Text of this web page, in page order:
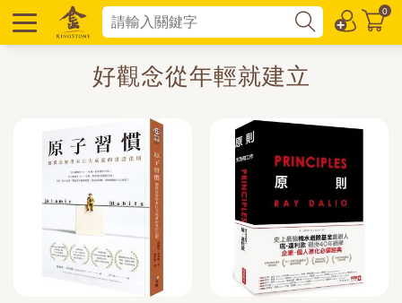
0
好觀念從年輕就建立